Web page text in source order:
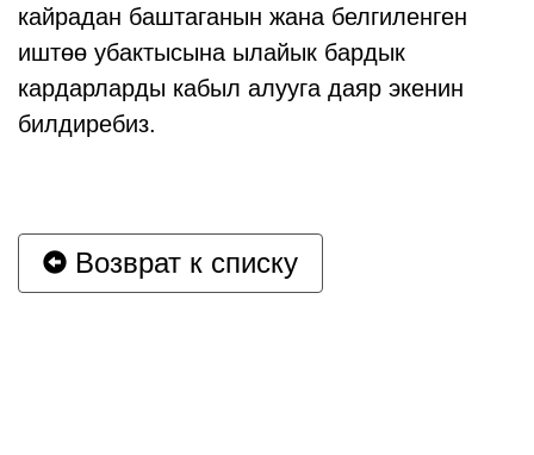
кайрадан баштаганын жана белгиленген
иштөө убактысына ылайык бардык
кардарларды кабыл алууга даяр экенин
билдиребиз.
Возврат к списку